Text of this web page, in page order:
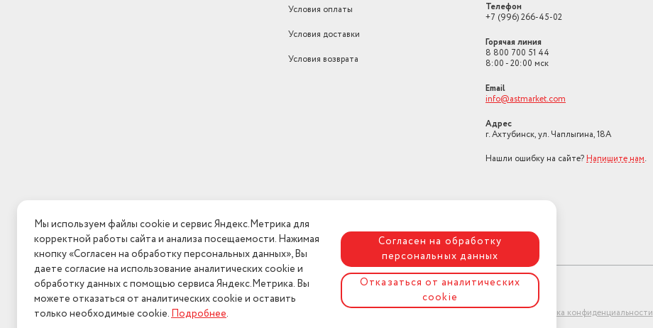
Условия оплаты
Условия доставки
Условия возврата
Телефон
+7 (996) 266-45-02
Горячая линия
8 800 700 51 44
8:00 - 20:00 мск
Email
info@astmarket.com
Адрес
г. Ахтубинск, ул. Чаплыгина, 18А
Нашли ошибку на сайте? Напишите нам.
Политика конфиденциальности
Мы используем файлы cookie и сервис Яндекс.Метрика для
корректной работы сайта и анализа посещаемости. Нажимая
кнопку «Согласен на обработку персональных данных», Вы
даете согласие на использование аналитических cookie и
обработку данных с помощью сервиса Яндекс.Метрика. Вы
можете отказаться от аналитических cookie и оставить
только необходимые cookie.Подробнее.
Согласен на обработку
персональных данных
Отказаться от аналитических
cookie